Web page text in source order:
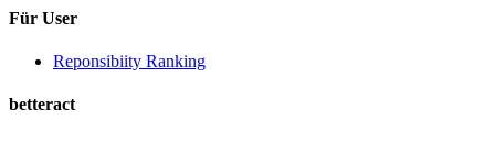
Für User
Reponsibiity Ranking
betteract